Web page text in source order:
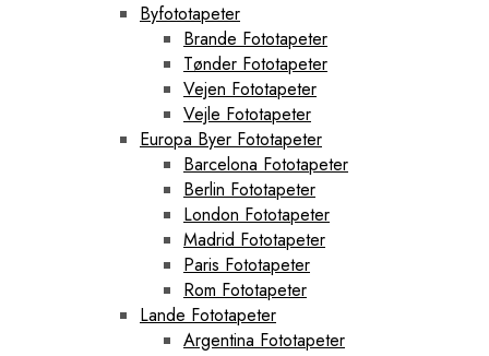
Byfototapeter
Brande Fototapeter
Tønder Fototapeter
Vejen Fototapeter
Vejle Fototapeter
Europa Byer Fototapeter
Barcelona Fototapeter
Berlin Fototapeter
London Fototapeter
Madrid Fototapeter
Paris Fototapeter
Rom Fototapeter
Lande Fototapeter
Argentina Fototapeter